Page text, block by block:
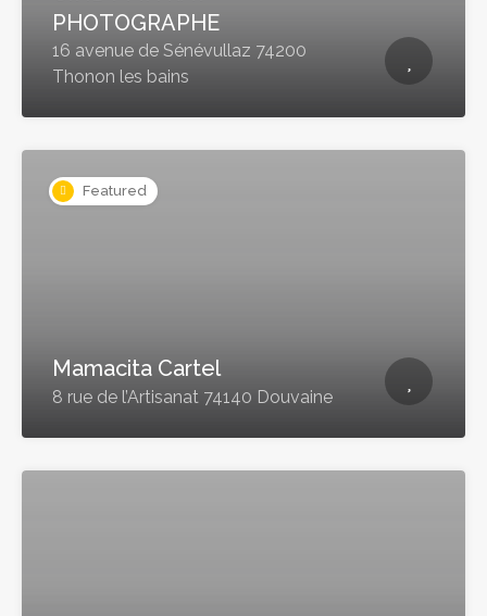
PHOTOGRAPHE
16 avenue de Sénévullaz 74200
Thonon les bains
Featured
Mamacita Cartel
8 rue de l’Artisanat 74140 Douvaine